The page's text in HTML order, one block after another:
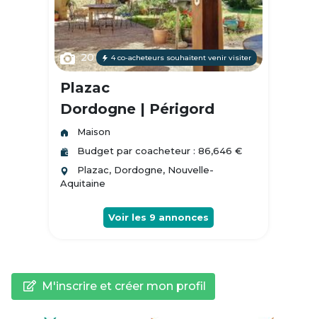
20 4 co-acheteurs souhaitent venir visiter
Plazac
Dordogne | Périgord
Maison
Budget par coacheteur : 86,646 €
Plazac, Dordogne, Nouvelle-
Aquitaine
Voir les 9 annonces
M'inscrire et créer mon profil